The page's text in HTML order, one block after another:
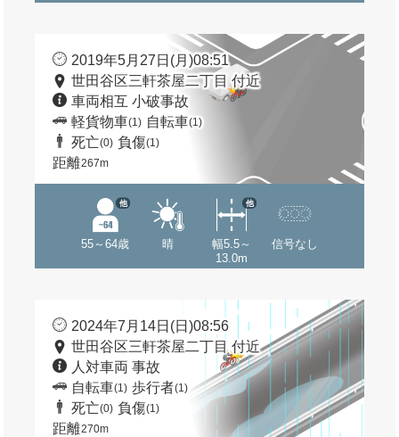
2019年5月27日(月)08:51
世田谷区三軒茶屋二丁目 付近
車両相互 小破事故
軽貨物車(1) 自転車(1)
死亡(0) 負傷(1)
距離267m
55～64歳
他
晴
幅5.5～
13.0m
他
信号なし
2024年7月14日(日)08:56
世田谷区三軒茶屋二丁目 付近
人対車両 事故
自転車(1) 歩行者(1)
死亡(0) 負傷(1)
距離270m